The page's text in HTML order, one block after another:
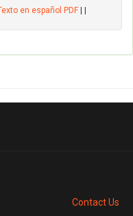
en español PDF
Contact Us